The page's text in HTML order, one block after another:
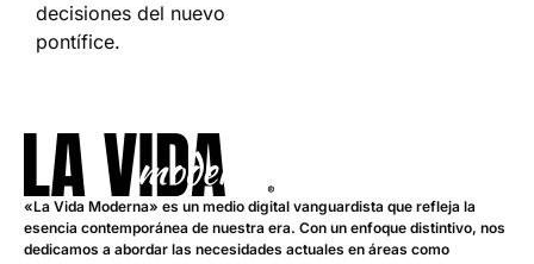
decisiones del nuevo
pontífice.
«La Vida Moderna» es un medio digital vanguardista que refleja la
esencia contemporánea de nuestra era. Con un enfoque distintivo, nos
dedicamos a abordar las necesidades actuales en áreas como